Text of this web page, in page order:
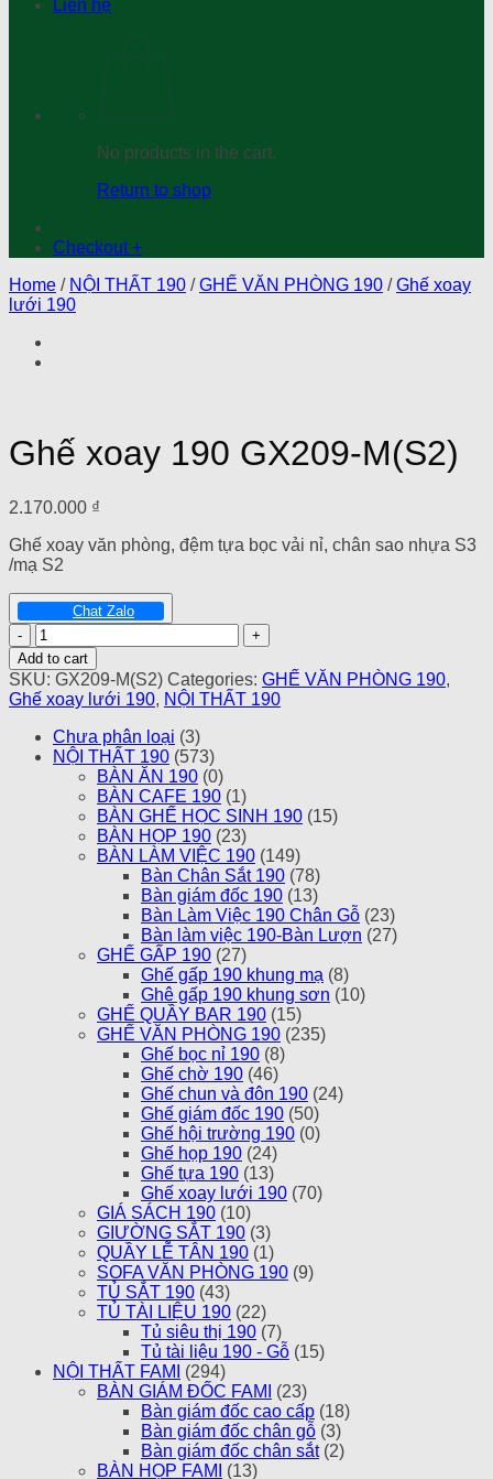
Liên hệ
No products in the cart.
Return to shop
Checkout +
Home / NỘI THẤT 190 / GHẾ VĂN PHÒNG 190 / Ghế xoay
lưới 190
Ghế xoay 190 GX209-M(S2)
2.170.000 ₫
Ghế xoay văn phòng, đệm tựa bọc vải nỉ, chân sao nhựa S3
/mạ S2
Chat Zalo
Ghế
xoay
190
GX209-
M(S2)
quantity
Add to cart
SKU: GX209-M(S2) Categories: GHẾ VĂN PHÒNG 190,
Ghế xoay lưới 190, NỘI THẤT 190
Chưa phân loại (3)
NỘI THẤT 190 (573)
BÀN ĂN 190 (0)
BÀN CAFE 190 (1)
BÀN GHẾ HỌC SINH 190 (15)
BÀN HỌP 190 (23)
BÀN LÀM VIỆC 190 (149)
Bàn Chân Sắt 190 (78)
Bàn giám đốc 190 (13)
Bàn Làm Việc 190 Chân Gỗ (23)
Bàn làm việc 190-Bàn Lượn (27)
GHẾ GẤP 190 (27)
Ghế gấp 190 khung mạ (8)
Ghê gấp 190 khung sơn (10)
GHẾ QUẦY BAR 190 (15)
GHẾ VĂN PHÒNG 190 (235)
Ghế bọc nỉ 190 (8)
Ghế chờ 190 (46)
Ghế chun và đôn 190 (24)
Ghế giám đốc 190 (50)
Ghế hội trường 190 (0)
Ghế họp 190 (24)
Ghế tựa 190 (13)
Ghế xoay lưới 190 (70)
GIÁ SÁCH 190 (10)
GIƯỜNG SẮT 190 (3)
QUẦY LỄ TÂN 190 (1)
SOFA VĂN PHÒNG 190 (9)
TỦ SẮT 190 (43)
TỦ TÀI LIỆU 190 (22)
Tủ siêu thị 190 (7)
Tủ tài liệu 190 - Gỗ (15)
NỘI THẤT FAMI
(294)
BÀN GIÁM ĐỐC FAMI
(23)
Bàn giám đốc cao cấp (18)
Bàn giám đốc chân gỗ (3)
Bàn giám đốc chân sắt (2)
BÀN HỌP FAMI
(13)